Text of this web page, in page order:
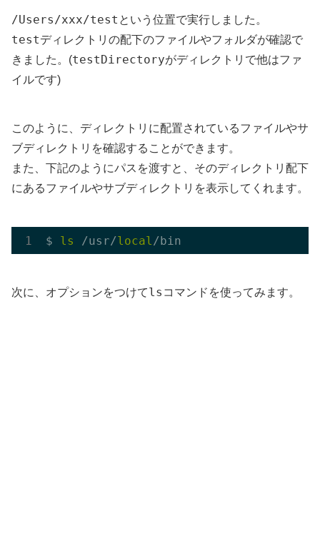
/Users/xxx/test という位置で実行しました。
testディレクトリの配下のファイルやフォルダが確認で
きました。(testDirectoryがディレクトリで他はファ
イルです)
このように、ディレクトリに配置されているファイルやサ
ブディレクトリを確認することができます。
また、下記のようにパスを渡すと、そのディレクトリ配下
にあるファイルやサブディレクトリを表示してくれます。
$ ls /usr/local
次に、オプションをつけてls コマンドを使ってみます。